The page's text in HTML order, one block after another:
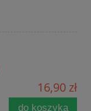
16,90 zł
do koszyka